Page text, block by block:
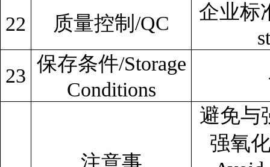
22
质量控制/QC
企业标
23
保存条件/Storage
Conditions
注意事
避免与
强氧